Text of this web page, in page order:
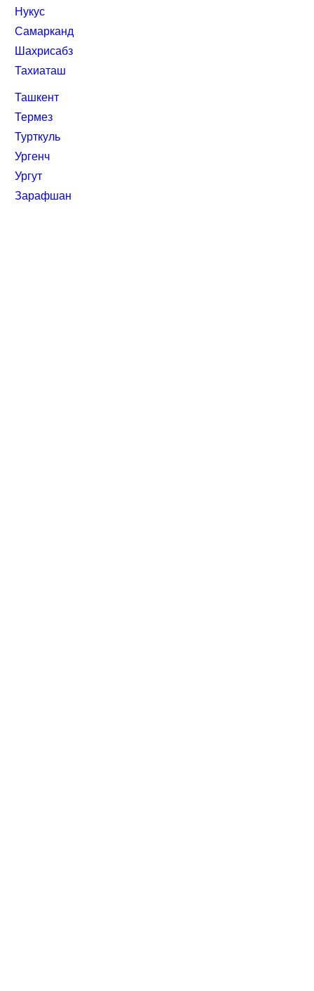
Нукус
Самарканд
Шахрисабз
Тахиаташ
Ташкент
Термез
Турткуль
Ургенч
Ургут
Зарафшан